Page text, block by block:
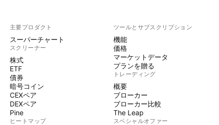
主要プロダクト
スーパーチャート
スクリーナー
株式
ETF
債券
暗号コイン
CEXペア
DEXペア
Pine
ヒートマップ
ツールとサブスクリプション
機能
価格
マーケットデータ
プランを贈る
トレーディング
概要
ブローカー
ブローカー比較
The Leap
スペシャルオファー